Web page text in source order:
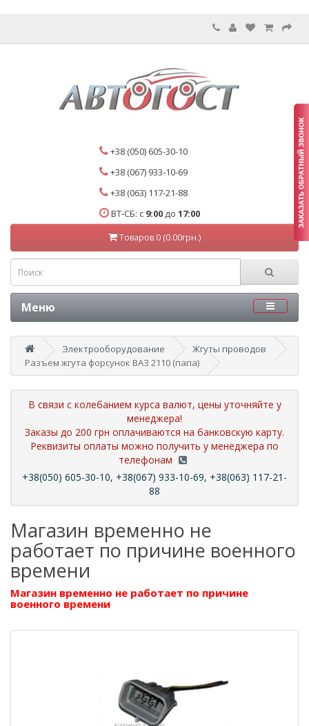
+38 (050) 605-30-10
+38 (067) 933-10-69
+38 (063) 117-21-88
ВТ-СБ: с 9:00 до 17:00
Товаров 0 (0.00грн.)
Меню
Электрооборудование
Жгуты проводов
Разъем жгута форсунок ВАЗ 2110 (папа)
В связи с колебанием курса валют, цены уточняйте у
менеджера!
Заказы до 200 грн оплачиваются на банковскую карту.
Реквизиты оплаты можно получить у менеджера по
телефонам
+38(050) 605-30-10, +38(067) 933-10-69, +38(063) 117-21-
88
Магазин временно не
работает по причине военного
времени
Магазин временно не работает по причине
военного времени